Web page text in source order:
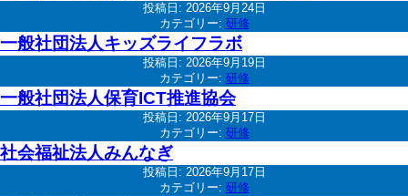
投稿日: 2026年9月24日
カテゴリー: 研修
一般社団法人キッズライフラボ
投稿日: 2026年9月19日
カテゴリー: 研修
一般社団法人保育ICT推進協会
投稿日: 2026年9月17日
カテゴリー: 研修
社会福祉法人みんなぎ
投稿日: 2026年9月17日
カテゴリー: 研修